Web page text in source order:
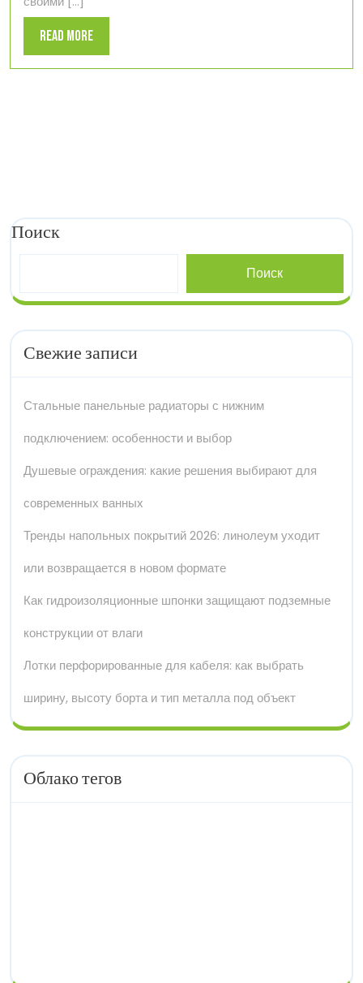
Read MoreRead
More
Поиск
Поиск
Свежие записи
Стальные панельные радиаторы с нижним
подключением: особенности и выбор
Душевые ограждения: какие решения выбирают для
современных ванных
Тренды напольных покрытий 2026: линолеум уходит
или возвращается в новом формате
Как гидроизоляционные шпонки защищают подземные
конструкции от влаги
Лотки перфорированные для кабеля: как выбрать
ширину, высоту борта и тип металла под объект
Облако тегов